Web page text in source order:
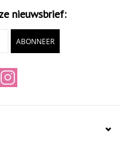
nieuwsbrief:
ABONNEER